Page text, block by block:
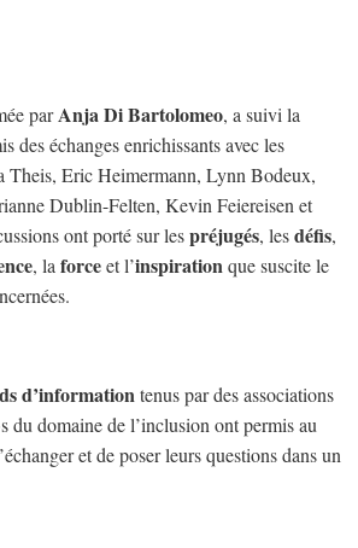
parAnja Di Bartolomeo, a suivi la
des échanges enrichissants avec les
Theis, Eric Heimermann, Lynn Bodeux,
Dublin-Felten, Kevin Feiereisen et
ont porté sur lespréjugés, lesdéfis,
, laforceet l’inspirationque suscite le
d’informationtenus par des associations
du domaine de l’inclusion ont permis au
et de poser leurs questions dans un